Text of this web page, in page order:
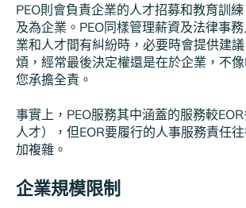
PEO則會負責企業的人才招募和教育訓
及為企業。PEO同樣管理薪資及法律事
業和人才間有糾紛時，必要時會提供建
煩，經常最後決定權還是在於企業，不
您承擔全責。
事實上，PEO服務其中涵蓋的服務較
人才），但EOR要履行的人事服務責任
加複雜。
企業規模限制